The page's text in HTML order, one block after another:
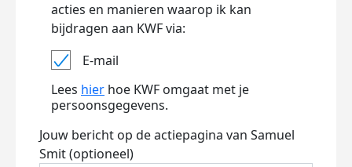
acties en manieren waarop ik kan
bijdragen aan KWF via:
E-mail
Lees hier hoe KWF omgaat met je
persoonsgegevens.
Jouw bericht op de actiepagina van Samuel
Smit (optioneel)